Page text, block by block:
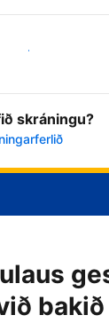
núna
skráningu?
bakið